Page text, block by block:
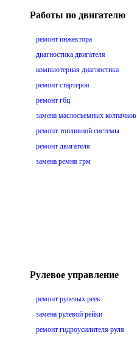
Работы по двигателю
ремонт инжектора
диагностика двигателя
компьютерная диагностика
ремонт стартеров
ремонт гбц
замена маслосъемных колпачков
ремонт топливной системы
ремонт двигателя
замена ремня грм
Рулевое управление
ремонт рулевых реек
замена рулевой рейки
ремонт гидроусилителя руля